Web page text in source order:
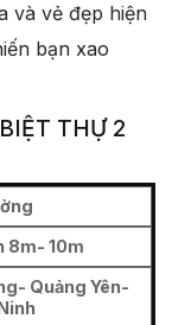
và vẻ đẹp hiện
bạn xao
THỰ 2
8m- 10m
Quảng Yên-